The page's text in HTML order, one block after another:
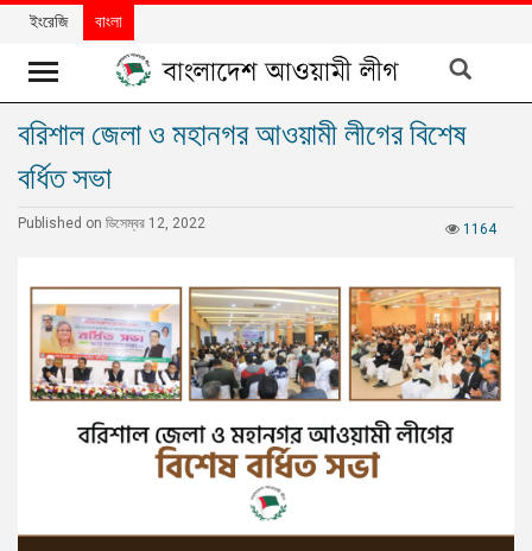
খবর
দলের
বিশেষ
প্রতিবেদন
মতামত
ইংরেজি বাংলা
বরিশাল জেলা ও মহানগর আওয়ামী লীগের বিশেষ
বর্ধিত সভা
1164
Published on ডিসেম্বর 12, 2022